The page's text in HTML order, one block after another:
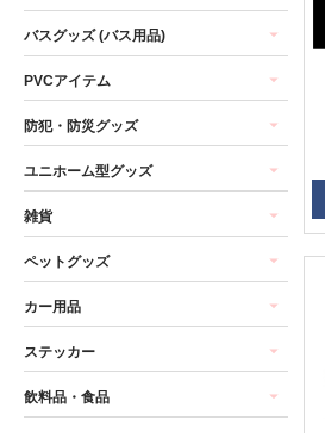
バスグッズ (バス用品)
PVCアイテム
防犯・防災グッズ
ユニホーム型グッズ
雑貨
ペットグッズ
カー用品
ステッカー
飲料品・食品